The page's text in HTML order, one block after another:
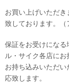
お買い上げいただ
致しております。（
保証をお受けにな
ル・サイク各店にお
お持ち込みいただ
応致します。